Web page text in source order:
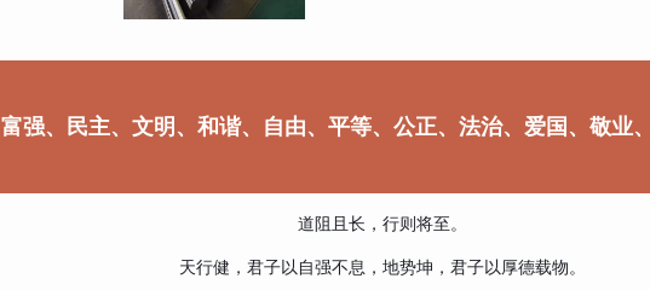
富强、民主、文明、和谐、自由、平等、公正、法治、爱国、敬业
道阻且长，行则将至。
天行健，君子以自强不息，地势坤，君子以厚德载物。